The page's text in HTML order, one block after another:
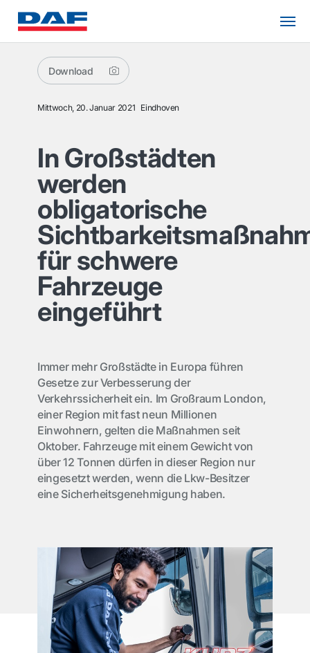
Download
Mittwoch, 20. Januar 2021 Eindhoven
In Großstädten
werden
obligatorische
für schwere
Fahrzeuge
eingeführt
Immer mehr Großstädte in Europa führen
Gesetze zur Verbesserung der
Verkehrssicherheit ein. Im Großraum London,
einer Region mit fast neun Millionen
Einwohnern, gelten die Maßnahmen seit
Oktober. Fahrzeuge mit einem Gewicht von
über 12 Tonnen dürfen in dieser Region nur
eingesetzt werden, wenn die Lkw-Besitzer
eine Sicherheitsgenehmigung haben.